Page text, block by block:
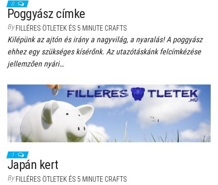
0
Poggyász címke
By FILLÉRES ÖTLETEK ÉS 5 MINUTE CRAFTS
Kilépünk az ajtón és irány a nagyvilág, a nyaralás! A poggyász
ehhez egy szükséges kísérőnk. Az utazótáskánk felcímkézése
jellemzően nyári…
1
Japán kert
By FILLÉRES ÖTLETEK ÉS 5 MINUTE CRAFTS